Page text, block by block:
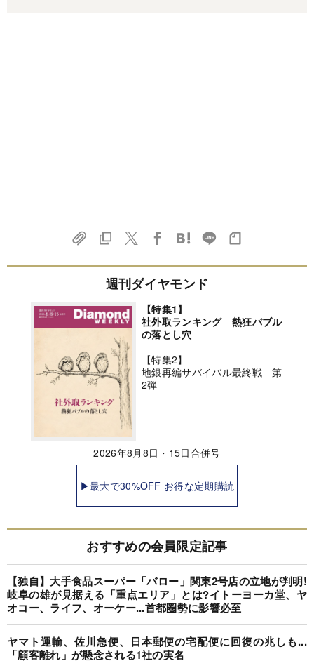
週刊ダイヤモンド
【特集1】
社外取ランキング 熱狂バブル
の落とし穴
【特集2】
地銀再編サバイバル最終戦 第
2弾
2026年8月8日・15日合併号
▶最大で30%OFF お得な定期購読
おすすめの会員限定記事
【独自】大手食品スーパー「バロー」関東2号店の立地が判明!
岐阜の雄が見据える「重点エリア」とは?イトーヨーカ堂、ヤ
オコー、ライフ、オーケー...首都圏勢に影響必至
ヤマト運輸、佐川急便、日本郵便の宅配便に回復の兆しも...
「顧客離れ」が懸念される1社の実名